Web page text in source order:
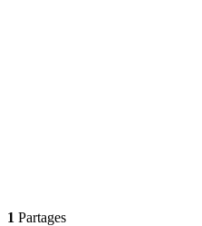
1 Partages